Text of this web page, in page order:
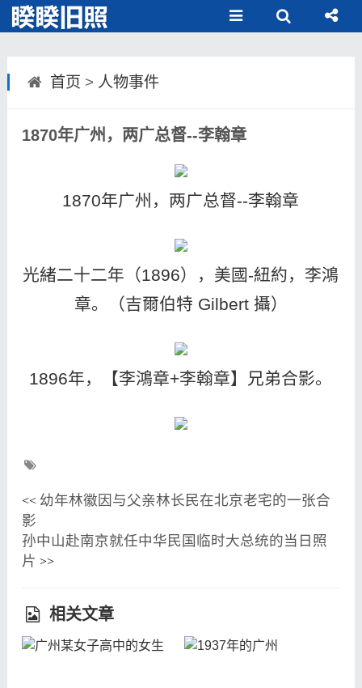
首页 > 人物事件
1870年广州，两广总督--李翰章
1870年广州，两广总督--李翰章
光緒二十二年（1896），美國-紐約，李鴻
章。（吉爾伯特 Gilbert 攝）
1896年，【李鴻章+李翰章】兄弟合影。
<< 幼年林徽因与父亲林长民在北京老宅的一张合
影
孙中山赴南京就任中华民国临时大总统的当日照
片 >>
相关文章